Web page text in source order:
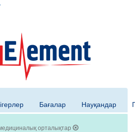
Бағалар Науқандар
орталықтар